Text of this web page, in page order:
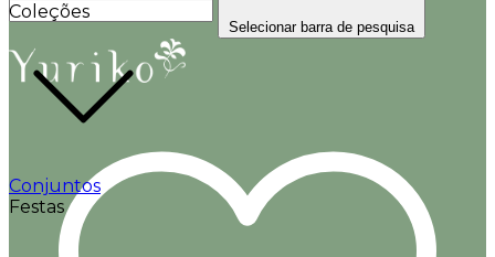
Coleções
Conjuntos
Festas
Selecionar barra de pesquisa